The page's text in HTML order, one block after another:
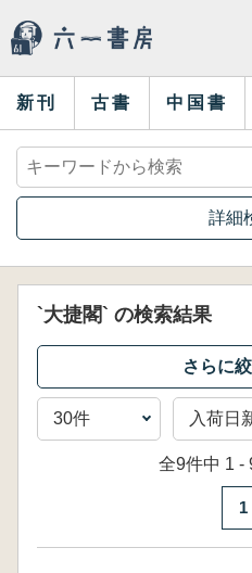
新刊 古書 中国書
詳細
`大捷閣` の検索結果
全9件中 1 -
1